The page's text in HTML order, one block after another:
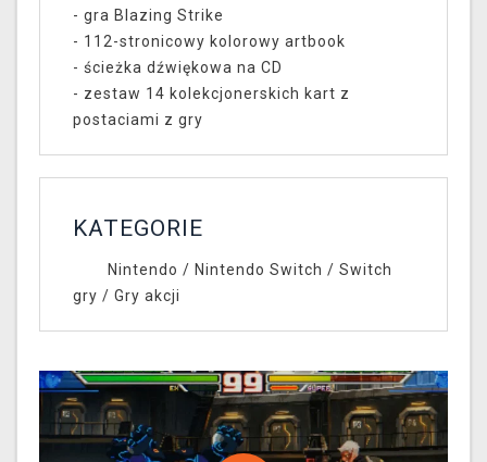
- gra Blazing Strike
- 112-stronicowy kolorowy artbook
- ścieżka dźwiękowa na CD
- zestaw 14 kolekcjonerskich kart z
postaciami z gry
KATEGORIE
Nintendo / Nintendo Switch / Switch
gry / Gry akcji